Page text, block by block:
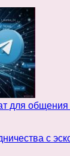
для
с